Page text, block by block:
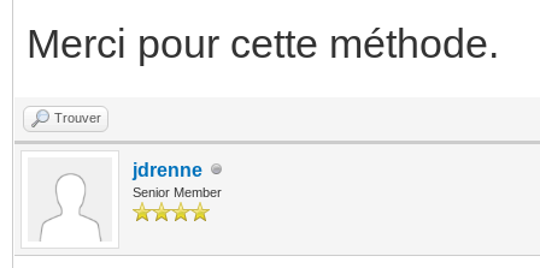
Merci pour cette méthode.
Trouver
jdrenne
Senior Member